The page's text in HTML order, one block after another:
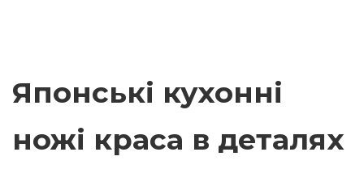
Японські кухонні
ножі краса в деталях